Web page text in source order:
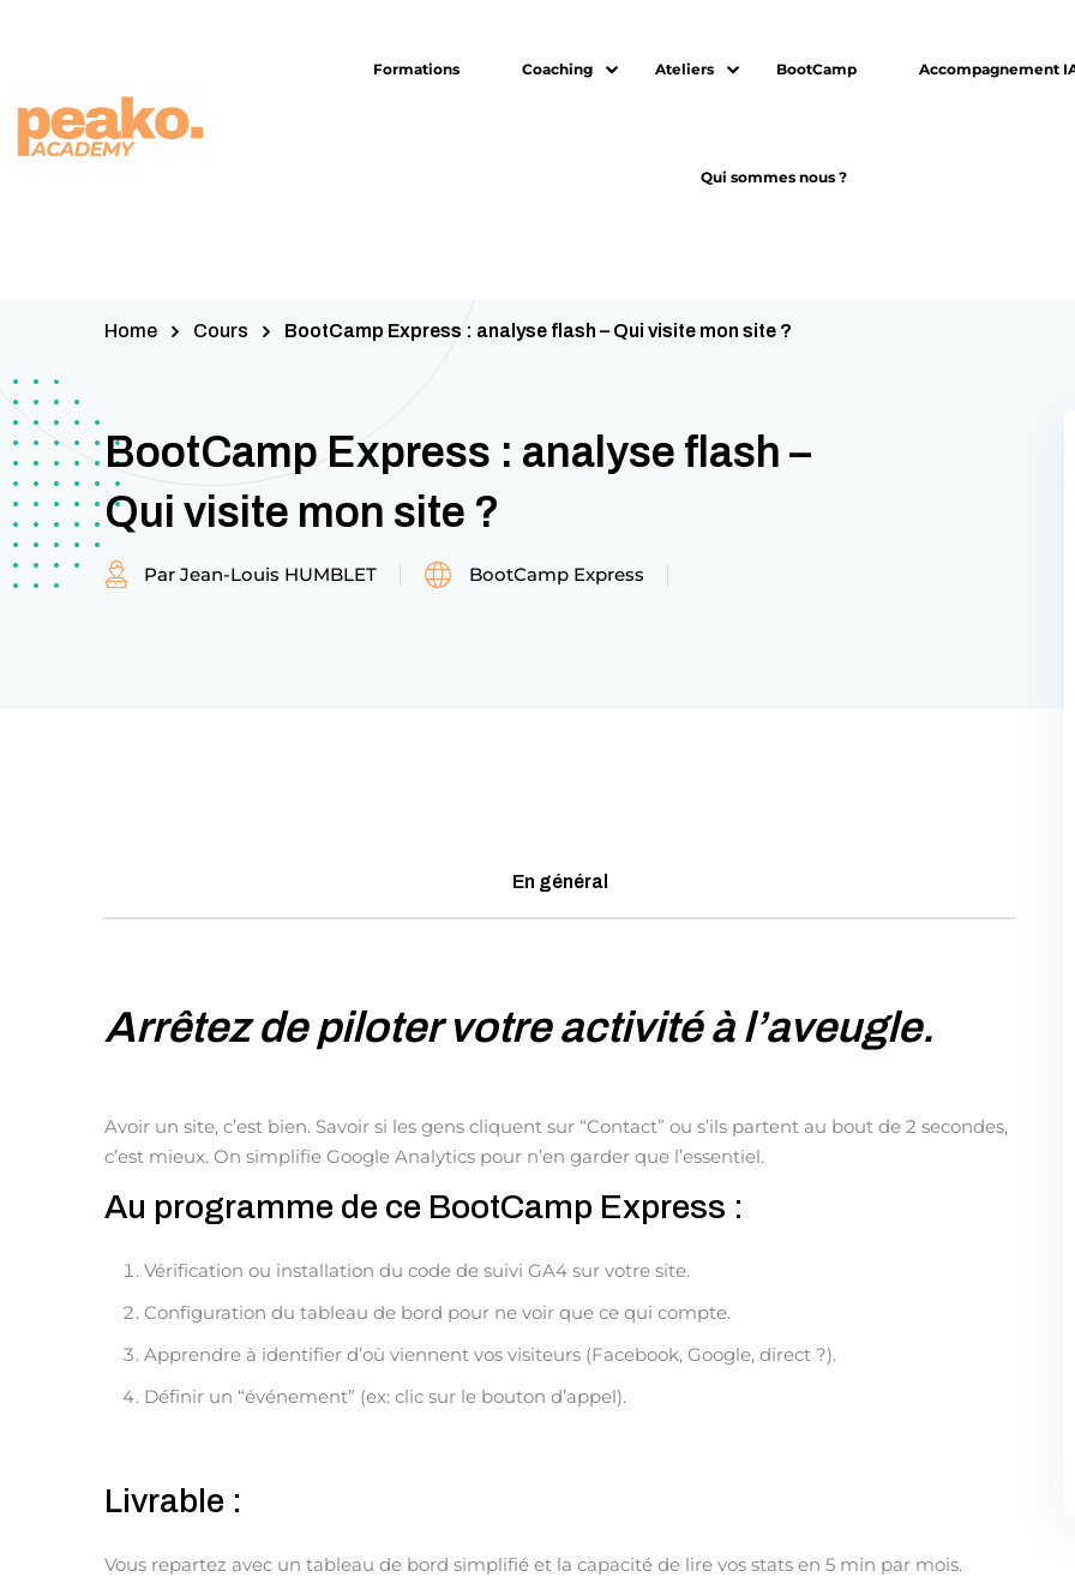
Formations Coaching Ateliers BootCamp Accompagnement
Qui sommes nous ?
Home Cours BootCamp Express : analyse flash – Qui visite mon site ?
BootCamp Express : analyse flash –
Qui visite mon site ?
Par Jean-Louis HUMBLET BootCamp Express
En général
Arrêtez de piloter votre activité à l’aveugle.
Avoir un site, c’est bien. Savoir si les gens cliquent sur “Contact” ou s’ils partent au bout de 2 secondes,
c’est mieux. On simplifie Google Analytics pour n’en garder que l’essentiel.
Au programme de ce BootCamp Express :
Vérification ou installation du code de suivi GA4 sur votre site.
Configuration du tableau de bord pour ne voir que ce qui compte.
Apprendre à identifier d’où viennent vos visiteurs (Facebook, Google, direct ?).
Définir un “événement” (ex: clic sur le bouton d’appel).
Livrable :
Vous repartez avec un tableau de bord simplifié et la capacité de lire vos stats en 5 min par mois.
Voulez-vous devenir formateur ?